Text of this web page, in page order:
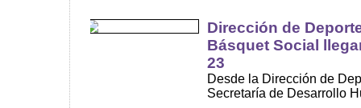
Dirección de
Básquet Social
23
Desde la Dirección de
Secretaría de Desarrollo